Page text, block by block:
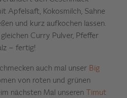
Apfelsaft, Kokosmilch, Sahne
und kurz aufkochen lassen.
Curry Pulver, Pfeffer
– fertig!
auch mal unser Big
von roten und grünen
nächsten Mal unseren Timut